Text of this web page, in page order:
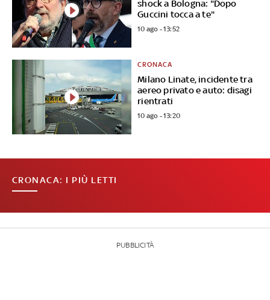
shock a Bologna: "Dopo
Guccini tocca a te"
10 ago - 13:52
Milano Linate, incidente tra
aereo privato e auto: disagi
rientrati
CRONACA
10 ago - 13:20
CRONACA: I PIÙ LETTI
PUBBLICITÀ